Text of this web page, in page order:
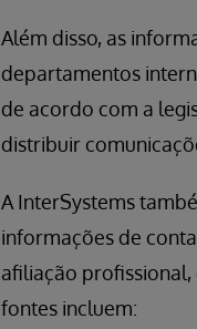
Além disso, as
departamentos
de acordo com a
distribuir
A InterSystems
informações de
afiliação
fontes incluem: